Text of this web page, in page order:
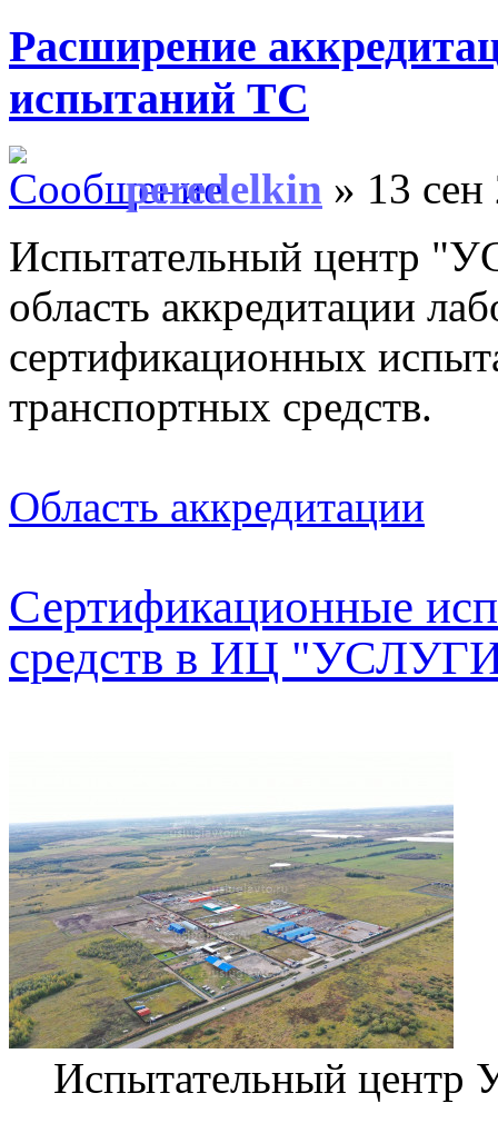
Расширение
испытаний ТС
peredelkin » 13
Испытательный центр
область аккредитации
сертификационных
транспортных средств.
Область аккредитации
Сертификационные
средств в ИЦ
Испытательный